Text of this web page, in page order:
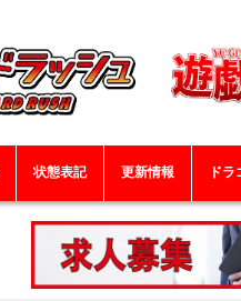
状態表記 更新情報 ド